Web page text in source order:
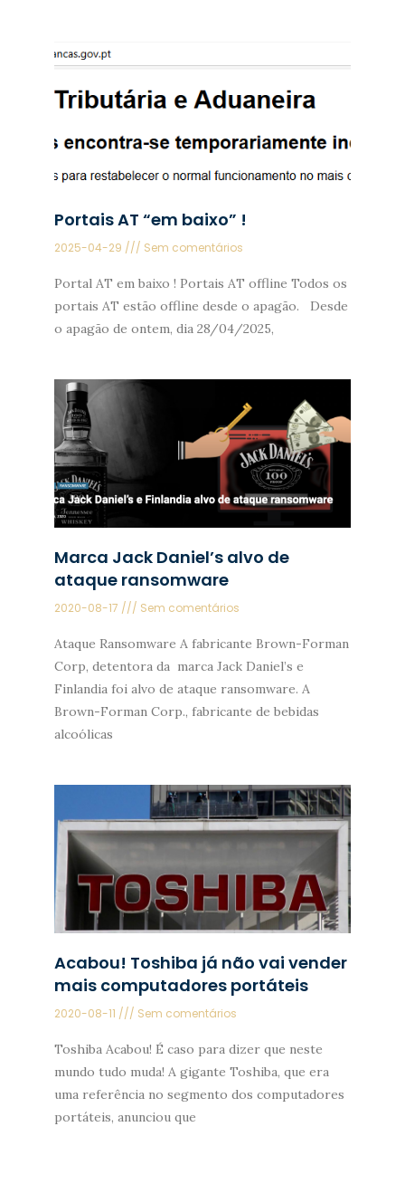
Portais AT “em baixo” !
2025-04-29 Sem comentários
Portal AT em baixo ! Portais AT offline Todos os
portais AT estão offline desde o apagão. Desde
o apagão de ontem, dia 28/04/2025,
Marca Jack Daniel’s alvo de
ataque ransomware
2020-08-17 Sem comentários
Ataque Ransomware A fabricante Brown-Forman
Corp, detentora da marca Jack Daniel’s e
Finlandia foi alvo de ataque ransomware. A
Brown-Forman Corp., fabricante de bebidas
alcoólicas
Acabou! Toshiba já não vai vender
mais computadores portáteis
2020-08-11 Sem comentários
Toshiba Acabou! É caso para dizer que neste
mundo tudo muda! A gigante Toshiba, que era
uma referência no segmento dos computadores
portáteis, anunciou que